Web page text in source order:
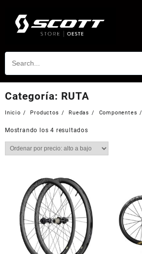
contenido
Categoría: RUTA
Inicio Productos Ruedas Componentes
Mostrando los 4 resultados